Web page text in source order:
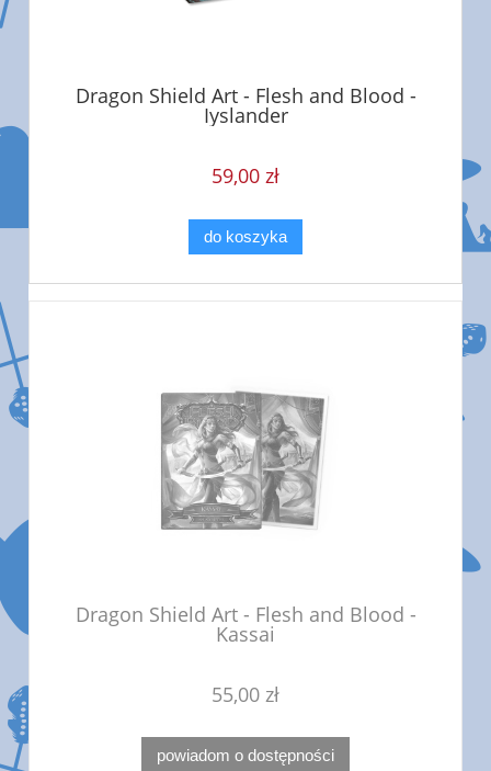
Dragon Shield Art - Flesh and Blood -
Iyslander
59,00 zł
do koszyka
Dragon Shield Art - Flesh and Blood -
Kassai
55,00 zł
powiadom o dostępności